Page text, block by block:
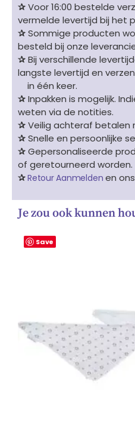
✰Voor 16:00 bestelde
vermelde levertijd bij het
✰Sommige producten
besteld bij onze
✰Bij verschillende
langste levertijd en
in één keer.
✰Inpakken is mogelijk.
weten via de notities.
✰Veilig achteraf betalen
✰Snelle en persoonlijke
✰Gepersonaliseerde
of geretourneerd worden.
✰Retour Aanmelden en ons
Je zou ook kunnen
Save
prijs